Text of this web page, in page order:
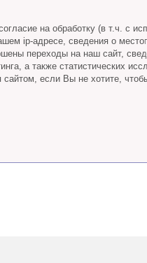
на обработку (в т.ч. с
ip-адресе, сведения о
переходы на наш сайт,
а также статистических
если Вы не хотите,